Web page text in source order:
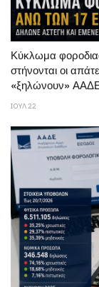
Κύκλωμα
στήνονται οι
«ξηλώνουν»
ΙΟΥΛ 22